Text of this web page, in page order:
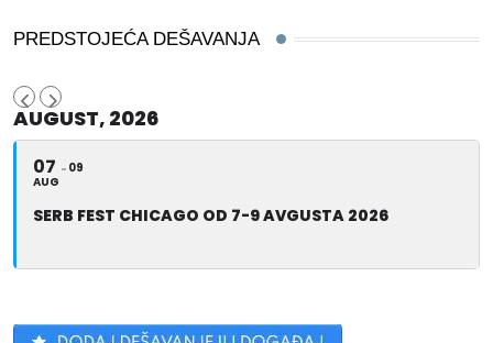
PREDSTOJEĆA DEŠAVANJA
AUGUST, 2026
07
AUG
09
SERB FEST CHICAGO OD 7-9 AVGUSTA 2026